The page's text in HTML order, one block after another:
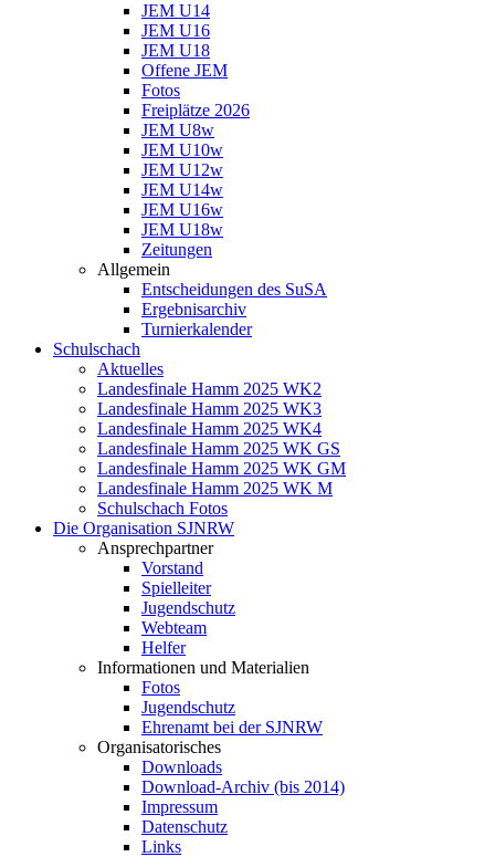
JEM U14
JEM U16
JEM U18
Offene JEM
Fotos
Freiplätze 2026
JEM U8w
JEM U10w
JEM U12w
JEM U14w
JEM U16w
JEM U18w
Zeitungen
Allgemein
Entscheidungen des SuSA
Ergebnisarchiv
Turnierkalender
Schulschach
Aktuelles
Landesfinale Hamm 2025 WK2
Landesfinale Hamm 2025 WK3
Landesfinale Hamm 2025 WK4
Landesfinale Hamm 2025 WK GS
Landesfinale Hamm 2025 WK GM
Landesfinale Hamm 2025 WK M
Schulschach Fotos
Die Organisation SJNRW
Ansprechpartner
Vorstand
Spielleiter
Jugendschutz
Webteam
Helfer
Informationen und Materialien
Fotos
Jugendschutz
Ehrenamt bei der SJNRW
Organisatorisches
Downloads
Download-Archiv (bis 2014)
Impressum
Datenschutz
Links